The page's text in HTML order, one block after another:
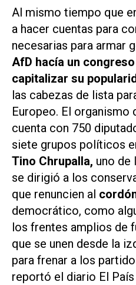
Al mismo tiempo que
a hacer cuentas para
necesarias para armar
AfD hacía un
capitalizar su
las cabezas de lista
Europeo. El organismo
cuenta con 750
siete grupos políticos
Tino Chrupalla, uno de
se dirigió a los
que renuncien al
democrático, como
los frentes amplios de
que se unen desde la
para frenar a los
reportó el diario El País